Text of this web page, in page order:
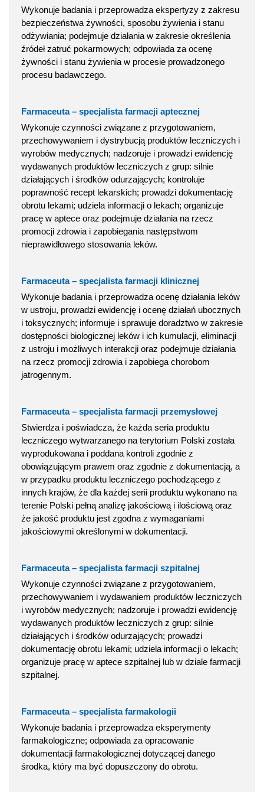
Wykonuje badania i przeprowadza ekspertyzy z zakresu
bezpieczeństwa żywności, sposobu żywienia i stanu
odżywiania; podejmuje działania w zakresie określenia
źródeł zatruć pokarmowych; odpowiada za ocenę
żywności i stanu żywienia w procesie prowadzonego
procesu badawczego.
Farmaceuta – specjalista farmacji aptecznej
Wykonuje czynności związane z przygotowaniem,
przechowywaniem i dystrybucją produktów leczniczych i
wyrobów medycznych; nadzoruje i prowadzi ewidencję
wydawanych produktów leczniczych z grup: silnie
działających i środków odurzających; kontroluje
poprawność recept lekarskich; prowadzi dokumentację
obrotu lekami; udziela informacji o lekach; organizuje
pracę w aptece oraz podejmuje działania na rzecz
promocji zdrowia i zapobiegania następstwom
nieprawidłowego stosowania leków.
Farmaceuta – specjalista farmacji klinicznej
Wykonuje badania i przeprowadza ocenę działania leków
w ustroju, prowadzi ewidencję i ocenę działań ubocznych
i toksycznych; informuje i sprawuje doradztwo w zakresie
dostępności biologicznej leków i ich kumulacji, eliminacji
z ustroju i możliwych interakcji oraz podejmuje działania
na rzecz promocji zdrowia i zapobiega chorobom
jatrogennym.
Farmaceuta – specjalista farmacji przemysłowej
Stwierdza i poświadcza, że każda seria produktu
leczniczego wytwarzanego na terytorium Polski została
wyprodukowana i poddana kontroli zgodnie z
obowiązującym prawem oraz zgodnie z dokumentacją, a
w przypadku produktu leczniczego pochodzącego z
innych krajów, że dla każdej serii produktu wykonano na
terenie Polski pełną analizę jakościową i ilościową oraz
że jakość produktu jest zgodna z wymaganiami
jakościowymi określonymi w dokumentacji.
Farmaceuta – specjalista farmacji szpitalnej
Wykonuje czynności związane z przygotowaniem,
przechowywaniem i wydawaniem produktów leczniczych
i wyrobów medycznych; nadzoruje i prowadzi ewidencję
wydawanych produktów leczniczych z grup: silnie
działających i środków odurzających; prowadzi
dokumentację obrotu lekami; udziela informacji o lekach;
organizuje pracę w aptece szpitalnej lub w dziale farmacji
szpitalnej.
Farmaceuta – specjalista farmakologii
Wykonuje badania i przeprowadza eksperymenty
farmakologiczne; odpowiada za opracowanie
dokumentacji farmakologicznej dotyczącej danego
środka, który ma być dopuszczony do obrotu.